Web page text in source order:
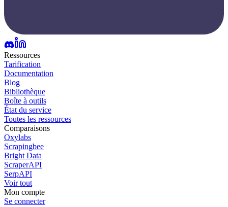
Ressources
Tarification
Documentation
Blog
Bibliothèque
Boîte à outils
État du service
Toutes les ressources
Comparaisons
Oxylabs
Scrapingbee
Bright Data
ScraperAPI
SerpAPI
Voir tout
Mon compte
Se connecter